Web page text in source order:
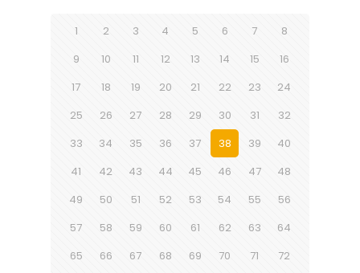
1 2 3 4 5 6 7
8
9
10 11 12 13 14 15
16
17
18 19 20 21 22 23
24
25
26 27 28 29 30 31
32
33
34 35 36 37 38 39
40
41
42 43 44 45 46 47
48
49
50 51 52 53 54 55
56
57
58 59 60 61 62 63
64
65
66 67 68 69 70 71
72